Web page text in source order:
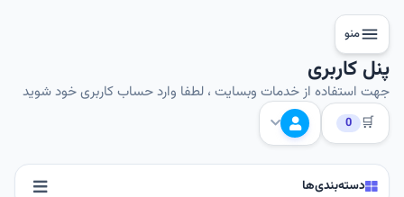
منو
پنل کاربری
جهت استفاده از خدمات وبسایت ، لطفا وارد حساب کاربری خود شوید
🛒
0
دسته‌بندی‌ها